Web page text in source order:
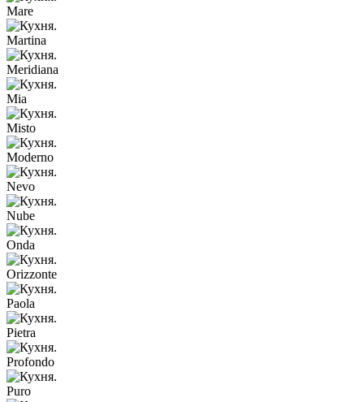
Mare
Martina
Meridiana
Mia
Misto
Moderno
Nevo
Nube
Onda
Orizzonte
Paola
Pietra
Profondo
Puro